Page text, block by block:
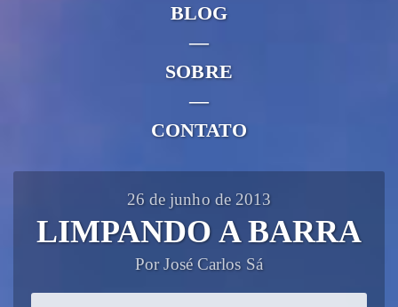
BLOG
—
SOBRE
—
CONTATO
26 de junho de 2013
LIMPANDO A BARRA
Por José Carlos Sá